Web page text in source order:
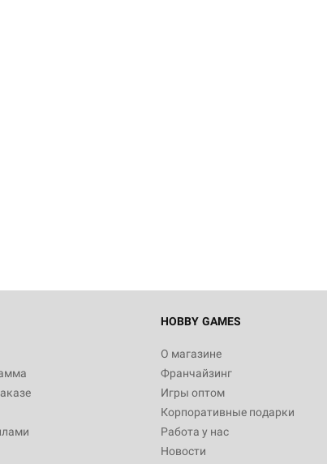
HOBBY GAMES
О магазине
Франчайзинг
Игры оптом
Корпоративные подарки
Работа у нас
Новости